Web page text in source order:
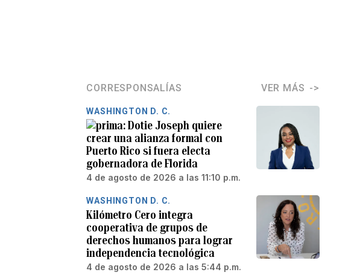
CORRESPONSALÍAS VER MÁS
WASHINGTON D. C.
Dotie Joseph quiere
crear una alianza formal con
Puerto Rico si fuera electa
gobernadora de Florida
4 de agosto de 2026 a las 11:10 p.m.
WASHINGTON D. C.
Kilómetro Cero integra
cooperativa de grupos de
derechos humanos para lograr
independencia tecnológica
4 de agosto de 2026 a las 5:44 p.m.